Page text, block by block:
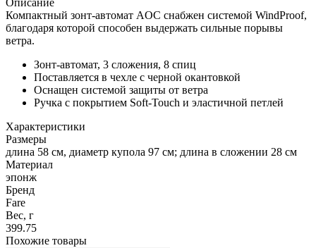
Описание
Компактный зонт-автомат AOC снабжен системой WindProof,
благодаря которой способен выдержать сильные порывы
ветра.
Зонт-автомат, 3 сложения, 8 спиц
Поставляется в чехле с черной окантовкой
Оснащен системой защиты от ветра
Ручка с покрытием Soft-Touch и эластичной петлей
Характеристики
Размеры
длина 58 см, диаметр купола 97 см; длина в сложении 28 см
Материал
эпонж
Бренд
Fare
Вес, г
399.75
Похожие товары